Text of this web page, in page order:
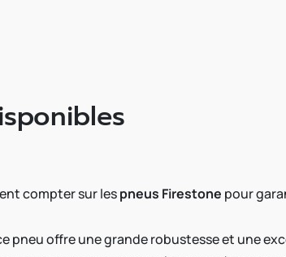
compter sur lespneus Firestone pour
pneu offre une grande robustesse et une